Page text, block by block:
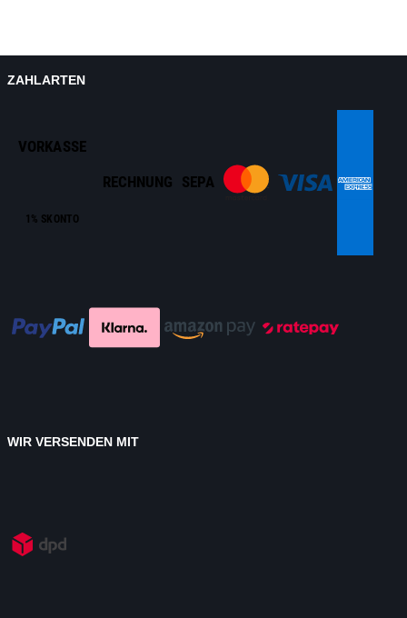
ZAHLARTEN
VORKASSE
1% SKONTO
RECHNUNG SEPA
WIR VERSENDEN MIT